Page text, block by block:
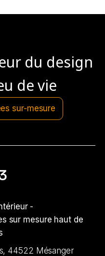
du design
de vie
sur-mesure
-
sur mesure haut de
44522 Mésanger